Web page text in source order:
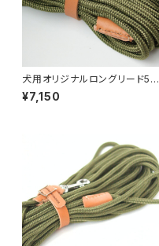
犬用オリジナルロングリード5m
（中型犬・大型犬・超大型犬向け
）【受注製作】LOVE&PEACE&D
¥7,150